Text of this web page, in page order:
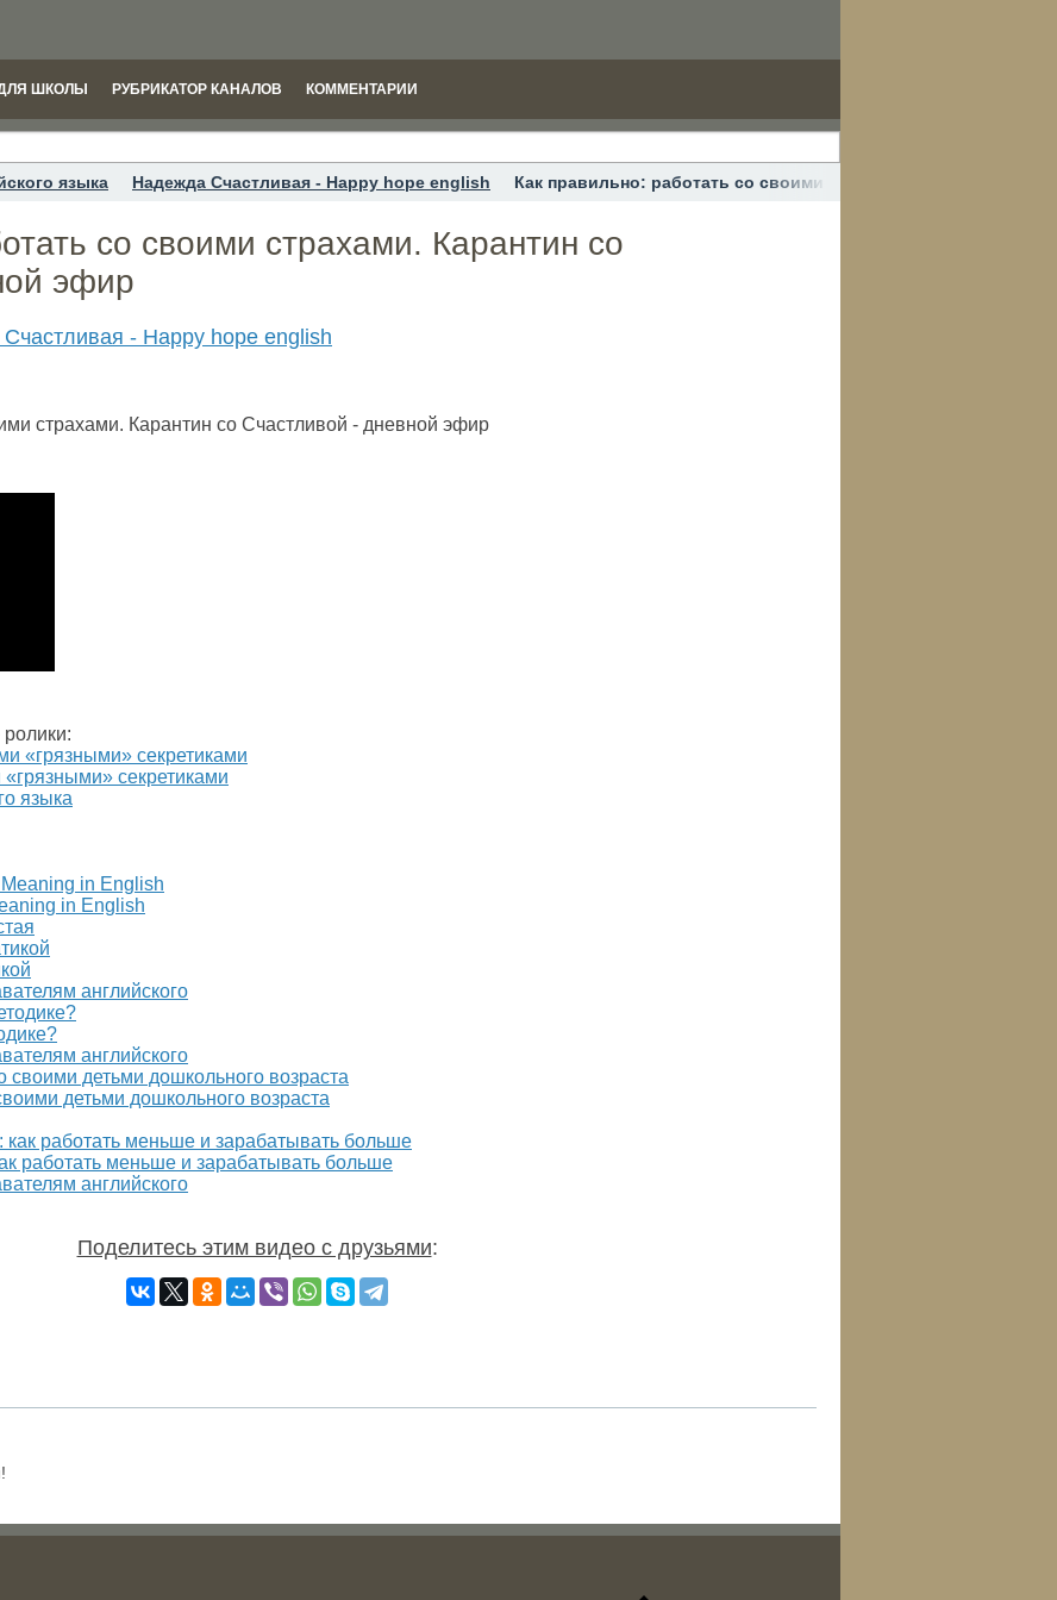
ШКОЛЫ РУБРИКАТОР КАНАЛОВ КОММЕНТАРИИ
языка Надежда Cчастливая - Happy hope english Как правильно: работать со своими страхами. Карантин со
со своими страхами. Карантин со
эфир
- Happy hope english
секретиками
языка
in English
английского
английского
детьми дошкольного возраста
работать меньше и зарабатывать больше
английского
Поделитесь этим видео с друзьями: